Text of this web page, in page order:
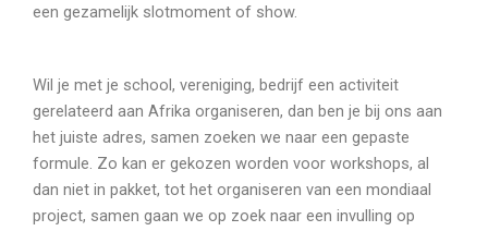
een gezamelijk slotmoment of show.
Wil je met je school, vereniging, bedrijf een activiteit
gerelateerd aan Afrika organiseren, dan ben je bij ons aan
het juiste adres, samen zoeken we naar een gepaste
formule. Zo kan er gekozen worden voor workshops, al
dan niet in pakket, tot het organiseren van een mondiaal
project, samen gaan we op zoek naar een invulling op